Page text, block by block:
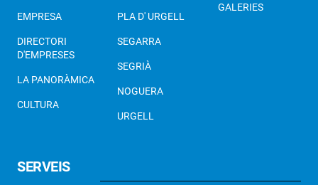
EMPRESA
DIRECTORI
D'EMPRESES
LA PANORÀMICA
CULTURA
PLA D' URGELL
SEGARRA
SEGRIÀ
NOGUERA
URGELL
GALERIES
SERVEIS